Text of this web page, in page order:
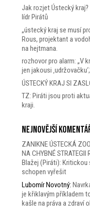
Jak rozjet Ústecký
lídr Pirátů
„ústecký kraj se musí
Rous, projektant a
na hejtmana.
rozhovor pro alarm: „V
jen jakousi
ÚSTECKÝ KRAJ SI
TZ: Piráti jsou proti
kraji.
Nejnovější
ZANIKNE ÚSTECKÁ
NA CHYBNÉ
Blažej (Piráti):
schopen vyřešit
Lubomír Novotný:
je křiklavým příkladem
kašle na práva a zdraví